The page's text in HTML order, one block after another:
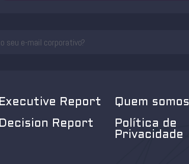
Executive Report
Decision Report
Quem somos
Política de
Privacidade